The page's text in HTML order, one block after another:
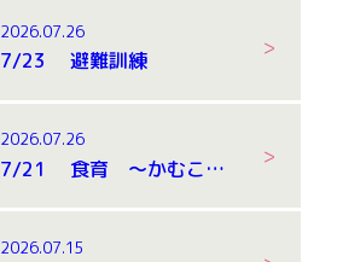
2026.07.26
7/23 避難訓練
2026.07.26
7/21 食育 ～かむこと～
2026.07.15